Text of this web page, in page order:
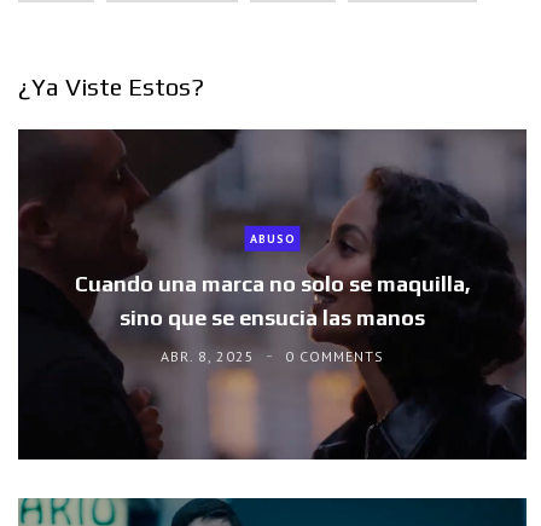
¿Ya Viste Estos?
ABUSO
Cuando una marca no solo se maquilla,
sino que se ensucia las manos
ABR. 8, 2025 0 COMMENTS